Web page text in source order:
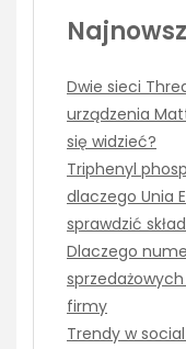
Dwie sieci
urządzenia
się widzieć?
Triphenyl
dlaczego Unia
sprawdzić
Dlaczego
firmy
Trendy w